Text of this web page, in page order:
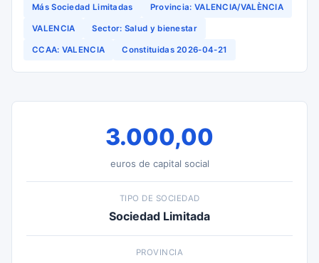
Más Sociedad Limitadas Provincia: VALENCIA/VALÈNCIA
VALENCIA Sector: Salud y bienestar
CCAA: VALENCIA Constituidas 2026-04-21
3.000,00
euros de capital social
TIPO DE SOCIEDAD
Sociedad Limitada
PROVINCIA